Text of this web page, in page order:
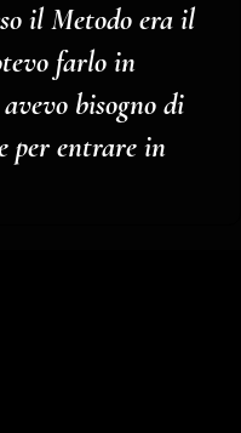
il Metodo era il
farlo in
bisogno di
per entrare in